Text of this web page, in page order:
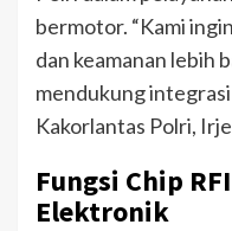
bermotor. “Kami
dan keamanan lebih
mendukung
Kakorlantas Polri,
Fungsi Chip
Elektronik